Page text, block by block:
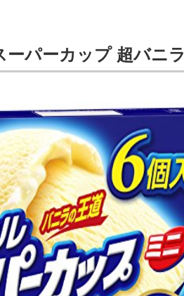
パーカップ 超バニラ